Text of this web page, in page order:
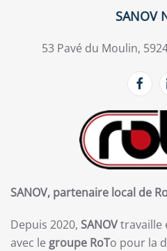
SANOV
53 Pavé du Moulin,
SANOV, partenaire local de
Depuis 2020, SANOVtravaille
avec le groupe RoTo pour la